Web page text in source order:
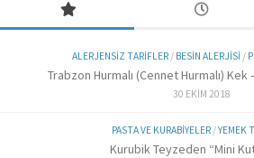
ALERJENSIZ TARIFLER/ BESIN ALERJISI /
Trabzon Hurmalı (Cennet Hurmalı)
30 EKIM 2018
PASTA VE KURABIYELER/YEMEK
Kurubik Teyzeden “Mini